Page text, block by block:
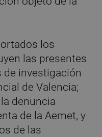
los
las presentes
de investigación
de Valencia;
denuncia
de la Aemet, y
de las